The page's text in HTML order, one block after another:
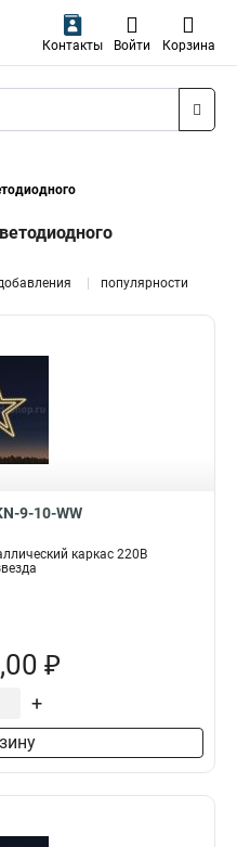
Контакты Войти Корзина
популярности
9-10-WW
каркас 220В
₽
+